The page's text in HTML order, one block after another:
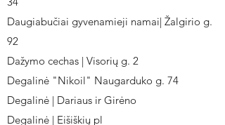
Daugiabučiai gyvenamieji namai| Žalgirio g.
92
Dažymo cechas | Visorių g. 2
Degalinė "Nikoil" Naugarduko g. 74
Degalinė | Dariaus ir Girėno
Degalinė | Eišiškių pl